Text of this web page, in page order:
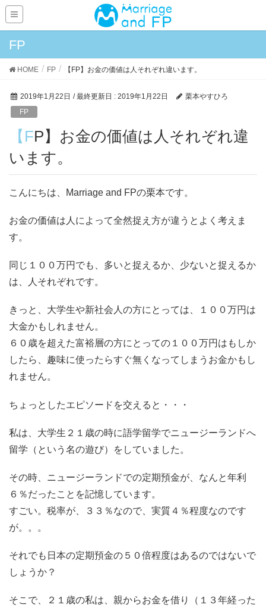
FP
HOME FP 【FP】お金の価値は人それぞれ違います。
2019年1月22日 / 最終更新日 : 2019年1月22日
栗本やすひろ
FP
【FP】お金の価値は人それぞれ違
います。
こんにちは、Marriage and FPの栗本です。
お金の価値は人によって全然捉え方が違うとよく考えま
す。
同じ１００万円でも、多いと捉えるか、少ないと捉えるか
は、人それぞれです。
きっと、大学生や新社会人の方にとっては、１００万円は
大金かもしれません。
６０歳を超えた富裕層の方にとっての１００万円はもしか
したら、趣味に使ったらすぐ無くなってしまうお金かもし
れません。
ちょっとしたエピソードを交えると・・・
私は、大学生２１歳の時に語学留学でニュージーランドへ
留学（という名の遊び）をしていました。
その時、ニュージーランドでの定期預金が、なんと年利
６％だったことを記憶しています。
すごい。税率が、３３％なので、実質４％程度なのです
が。。。
それでも日本の定期預金の５０倍程度はあるのではないで
しょうか？
そこで、２１歳の私は、親からお金を借り（１３年経った